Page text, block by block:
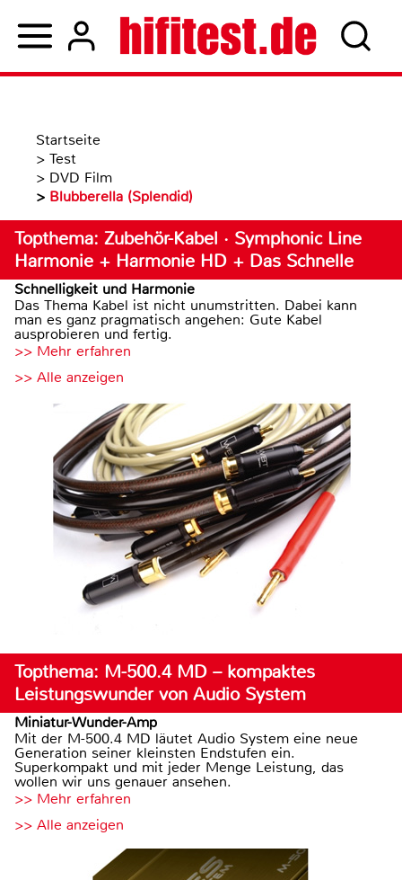
Startseite
> Test
> DVD Film
> Blubberella (Splendid)
Topthema: Zubehör-Kabel · Symphonic Line
Harmonie + Harmonie HD + Das Schnelle
Schnelligkeit und Harmonie
Das Thema Kabel ist nicht unumstritten. Dabei kann
man es ganz pragmatisch angehen: Gute Kabel
ausprobieren und fertig.
>> Mehr erfahren
>> Alle anzeigen
Topthema: M-500.4 MD – kompaktes
Leistungswunder von Audio System
Miniatur-Wunder-Amp
Mit der M-500.4 MD läutet Audio System eine neue
Generation seiner kleinsten Endstufen ein.
Superkompakt und mit jeder Menge Leistung, das
wollen wir uns genauer ansehen.
>> Mehr erfahren
>> Alle anzeigen